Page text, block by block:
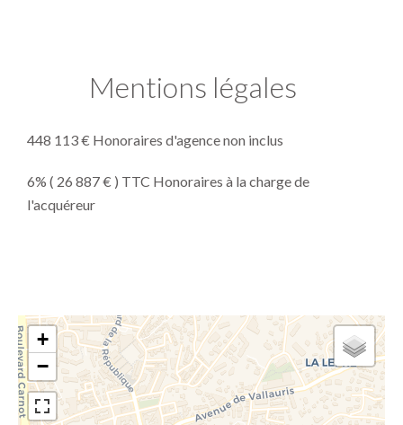
Mentions légales
448 113 € Honoraires d'agence non inclus
6% ( 26 887 € ) TTC Honoraires à la charge de
l'acquéreur
+
−